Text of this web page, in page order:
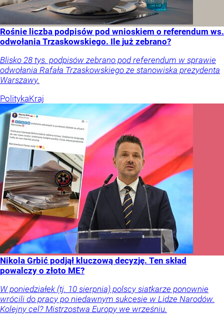
Rośnie liczba podpisów pod wnioskiem o referendum ws.
odwołania Trzaskowskiego. Ile już zebrano?
Blisko 28 tys. podpisów zebrano pod referendum w sprawie
odwołania Rafała Trzaskowskiego ze stanowiska prezydenta
Warszawy.
PolitykaKraj
Nikola Grbić podjął kluczową decyzję. Ten skład
powalczy o złoto ME?
W poniedziałek (tj. 10 sierpnia) polscy siatkarze ponownie
wrócili do pracy po niedawnym sukcesie w Lidze Narodów.
Kolejny cel? Mistrzostwa Europy we wrześniu.